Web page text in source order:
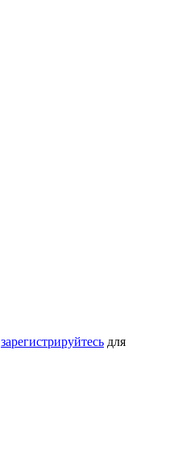
зарегистрируйтесь для